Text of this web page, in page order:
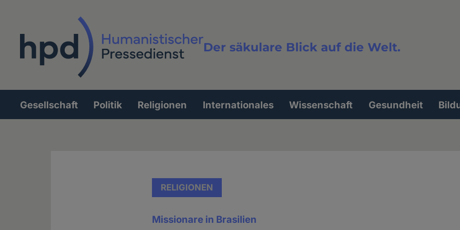
Der säkulare Blick auf die Welt.
Volltextsuche
Hauptnavigation
Gesellschaft Politik Religionen Internationales Wissenschaft Gesundheit
RELIGIONEN
Missionare in Brasilien